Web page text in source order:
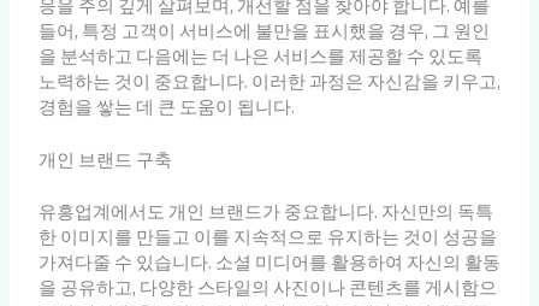
응을 주의 깊게 살펴보며, 개선할 점을 찾아야 합니다. 예를
들어, 특정 고객이 서비스에 불만을 표시했을 경우, 그 원인
을 분석하고 다음에는 더 나은 서비스를 제공할 수 있도록
노력하는 것이 중요합니다. 이러한 과정은 자신감을 키우고,
경험을 쌓는 데 큰 도움이 됩니다.
개인 브랜드 구축
유흥업계에서도 개인 브랜드가 중요합니다. 자신만의 독특
한 이미지를 만들고 이를 지속적으로 유지하는 것이 성공을
가져다줄 수 있습니다. 소셜 미디어를 활용하여 자신의 활동
을 공유하고, 다양한 스타일의 사진이나 콘텐츠를 게시함으